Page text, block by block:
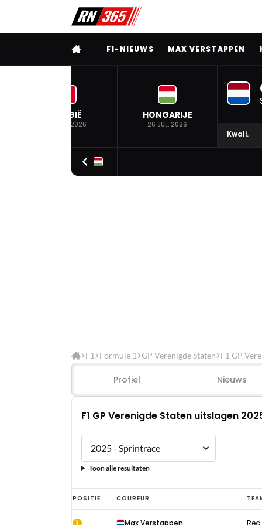
VOLLEDIG MENU
F1-NIEUWS MAX VERSTAPPEN
BELGIË
19 JUL. 2026
HONGARIJE
26 JUL. 2026
Kwali.
F1 Formule 1 GP Verenigde Staten F1 GP
Profiel Nieuws
F1 GP Verenigde Staten uitslagen
Toon alle resultaten
F1
GP
POSITIE COUREUR
Max Verstappen